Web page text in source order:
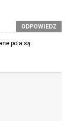
ODPOWIEDZ
pola są